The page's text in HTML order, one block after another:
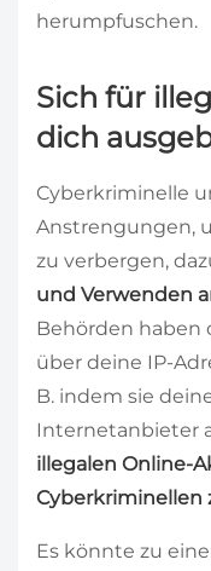
herumpfuschen.
Sich für
dich
Cyberkriminelle
Anstrengungen,
zu verbergen,
und Verwenden
Behörden haben
über deine IP-
B. indem sie
Internetanbieter
illegalen Online-
Cyberkriminellen
Es könnte zu